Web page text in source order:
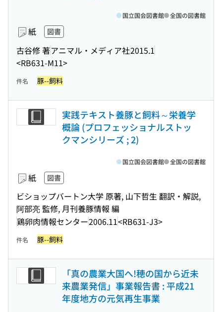
紙 図書
古谷修 著アニマル・メディア社2015.1
<RB631-M11>
国立国会図書館 全国の図書館
件名 豚--飼料
実践テキスト養豚と飼料～栄養学
概論 (プロフェッショナルストッ
クマンシリーズ ; 2)
紙 図書
ビショップバートン大学 原著, 山下哲生 翻訳・解説,
阿部亮 監修, 月刊養豚情報 編
鶏卵肉情報センター2006.11<RB631-J3>
国立国会図書館 全国の図書館
件名 豚--飼料
「真の農業大国へ!穂の国から近未
来農業発信」事業報告書 : 平成21
年度地方の元気再生事業